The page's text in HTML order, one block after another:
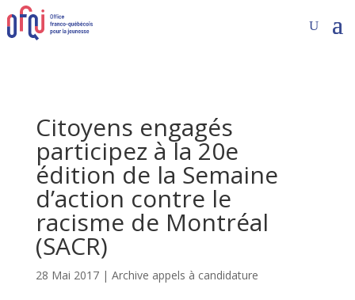
Citoyens engagés
participez à la 20e
édition de la Semaine
d’action contre le
racisme de Montréal
(SACR)
28 Mai 2017| Archive appels à candidature